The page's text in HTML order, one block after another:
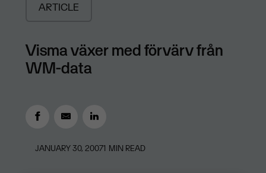
ARTICLE
Visma växer med förvärv från
WM-data
JANUARY 30, 20071 MIN READ